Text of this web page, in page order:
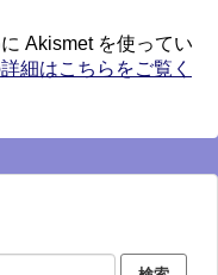
Akismet を使ってい
細はこちらをご覧く